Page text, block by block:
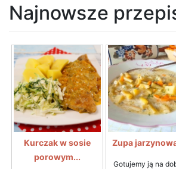
Najnowsze
Kurczak w sosie
porowym...
Zupa
Gotujemy ją na